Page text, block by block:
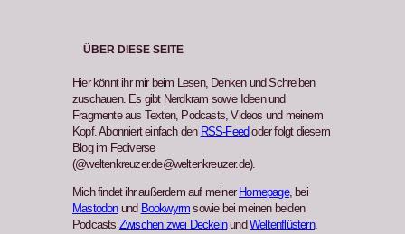
ÜBER DIESE SEITE
Hier könnt ihr mir beim Lesen, Denken und Schreiben
zuschauen. Es gibt Nerdkram sowie Ideen und
Fragmente aus Texten, Podcasts, Videos und meinem
Kopf. Abonniert einfach den RSS-Feed oder folgt diesem
Blog im Fediverse
(@weltenkreuzer.de@weltenkreuzer.de).
Mich findet ihr außerdem auf meiner Homepage, bei
Mastodonund Bookwyrm sowie bei meinen beiden
Podcasts Zwischen zwei DeckelnundWeltenflüstern.